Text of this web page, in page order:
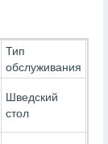
Тип
обслуживания
Шведский
стол